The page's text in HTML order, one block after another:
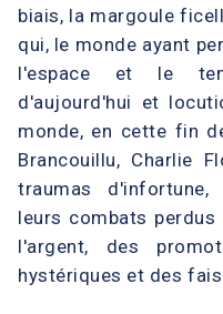
biais, la margoule
qui, le monde ayant
l'espace et le
d'aujourd'hui et
monde, en cette fin
Brancouillu, Charlie
traumas d'infortune,
leurs combats
l'argent, des
hystériques et des